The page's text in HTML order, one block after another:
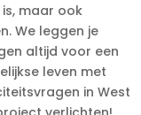
maar ook
We leggen je
altijd voor een
leven met
in West